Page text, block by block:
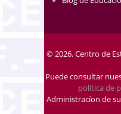
© 2026. Centro de
Puede consultar
política de
Administracíon de